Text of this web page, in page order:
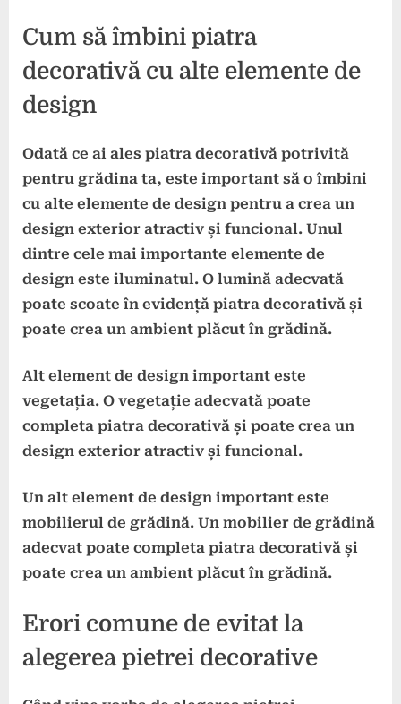
Cum să îmbini piatra
decorativă cu alte elemente de
design
Odată ce ai ales piatra decorativă potrivită
pentru grădina ta, este important să o îmbini
cu alte elemente de design pentru a crea un
design exterior atractiv și funcional. Unul
dintre cele mai importante elemente de
design este iluminatul. O lumină adecvată
poate scoate în evidență piatra decorativă și
poate crea un ambient plăcut în grădină.
Alt element de design important este
vegetația. O vegetație adecvată poate
completa piatra decorativă și poate crea un
design exterior atractiv și funcional.
Un alt element de design important este
mobilierul de grădină. Un mobilier de grădină
adecvat poate completa piatra decorativă și
poate crea un ambient plăcut în grădină.
Erori comune de evitat la
alegerea pietrei decorative